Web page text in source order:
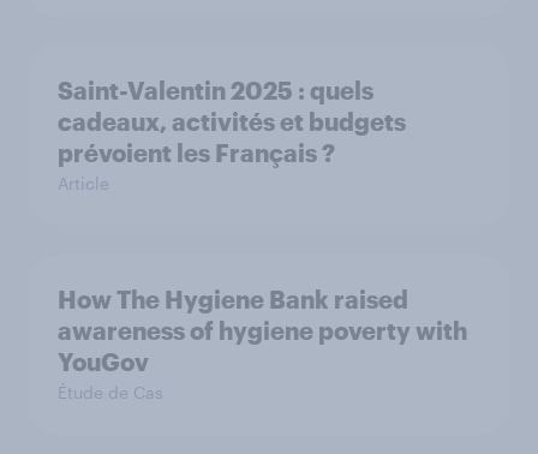
Saint-Valentin 2025 : quels
cadeaux, activités et budgets
prévoient les Français ?
Article
How The Hygiene Bank raised
awareness of hygiene poverty with
YouGov
Étude de Cas